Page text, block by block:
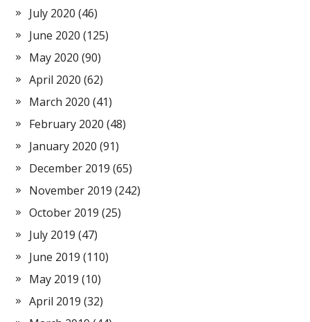
July 2020 (46)
June 2020 (125)
May 2020 (90)
April 2020 (62)
March 2020 (41)
February 2020 (48)
January 2020 (91)
December 2019 (65)
November 2019 (242)
October 2019 (25)
July 2019 (47)
June 2019 (110)
May 2019 (10)
April 2019 (32)